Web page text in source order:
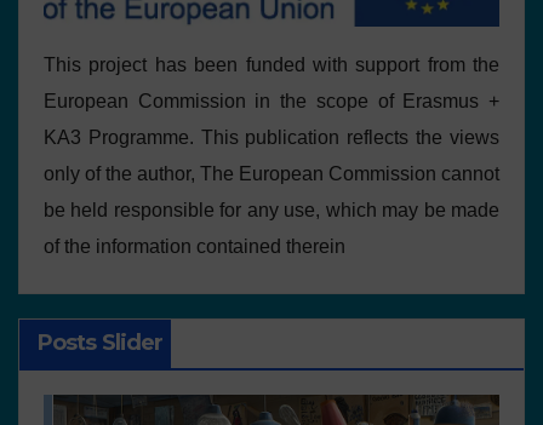
This project has been funded with support from the
European Commission in the scope of Erasmus +
KA3 Programme. This publication reflects the views
only of the author, The European Commission cannot
be held responsible for any use, which may be made
of the information contained therein
Posts Slider